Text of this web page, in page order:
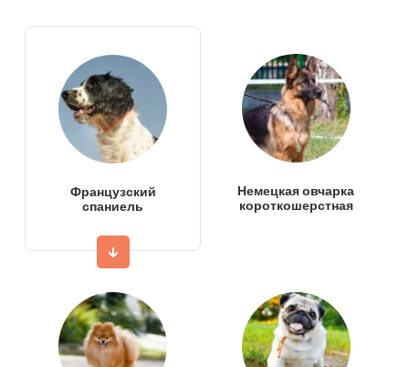
Французский
спаниель
Немецкая овчарка
короткошерстная